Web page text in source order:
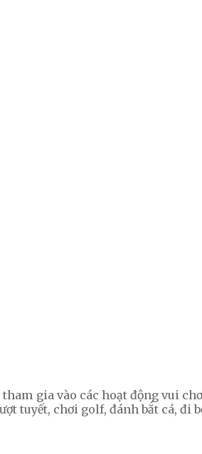
gia vào các hoạt động vui
tuyết, chơi golf, đánh bắt cá, đi